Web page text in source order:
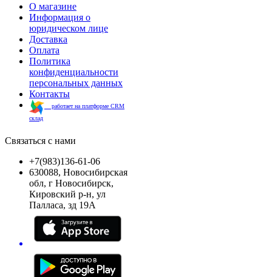
О магазине
Информация о
юридическом лице
Доставка
Оплата
Политика
конфиденциальности
персональных данных
Контакты
работает на платформе CRM
склад
Связаться с нами
+7(983)136-61-06
630088, Новосибирская
обл, г Новосибирск,
Кировский р-н, ул
Палласа, зд 19А